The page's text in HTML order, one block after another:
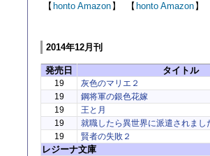
【 honto Amazon 】 【 honto Amazon 】
2014年12月刊
発売日 タイトル
19 灰色のマリエ２
19
鋼将軍の銀色花嫁
19
王と月
19
就職したら異世界に派遣されまし
19
賢者の失敗２
レジーナ文庫